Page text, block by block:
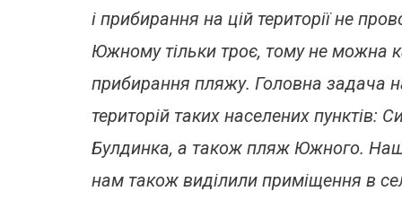
і прибирання на цій території не
Южному тільки троє, тому не можна
прибирання пляжу. Головна задача
територій таких населених пунктів:
Булдинка, а також пляж Южного. Наш
нам також виділили приміщення в